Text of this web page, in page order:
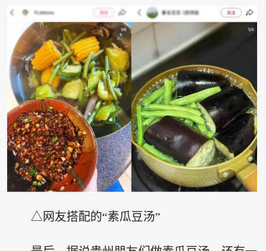
△网友搭配的“素瓜豆汤”